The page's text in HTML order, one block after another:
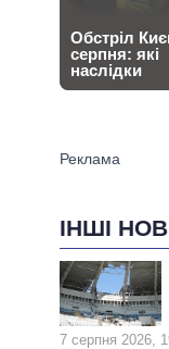
ІНШІ
7 серпня 2026,